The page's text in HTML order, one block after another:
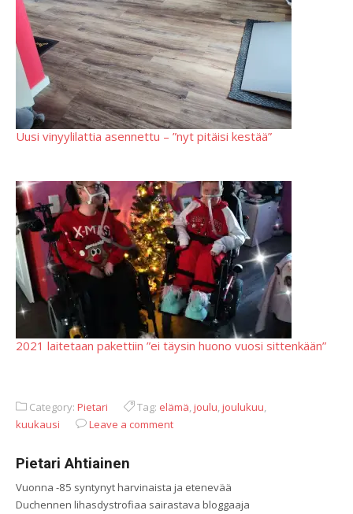
Uusi vinyylilattia asennettu – ”nyt pitäisi kestää”
2021 laitetaan pakettiin ”ei täysin huono vuosi sittenkään”
Category: Pietari Tag: elämä,joulu,joulukuu,
kuukausi
Leave a comment
Pietari Ahtiainen
Vuonna -85 syntynyt harvinaista ja etenevää
Duchennen lihasdystrofiaa sairastava bloggaaja